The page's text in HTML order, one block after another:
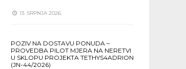
13. SRPNJA 2026.
POZIV NA DOSTAVU PONUDA –
PROVEDBA PILOT MJERA NA NERETVI
U SKLOPU PROJEKTA TETHYS4ADRION
(JN-44/2026)